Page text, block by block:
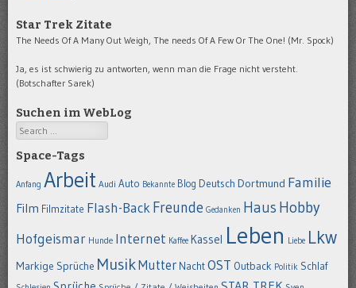
Star Trek Zitate
The Needs Of A Many Out Weigh, The needs Of A Few Or The One! (Mr. Spock)
Ja, es ist schwierig zu antworten, wenn man die Frage nicht versteht.
(Botschafter Sarek)
Suchen im WebLog
Search
Space-Tags
Anfang Arbeit Audi Auto Bekannte Blog Deutsch Dortmund Familie
Film Filmzitate Flash-BackFreunde Gedanken Haus Hobby
Hofgeismar Hunde Internet Kaffee Kassel Leben Liebe Lkw
Markige Sprüche MusikMutter NachtOST Outback Politik Schlaf